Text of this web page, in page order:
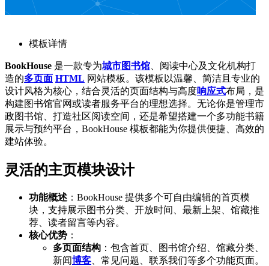
模板详情
BookHouse 是一款专为城市图书馆 、阅读中心及文化机构打
造的多页面 HTML 网站模板。该模板以温馨、简洁且专业的
设计风格为核心，结合灵活的页面结构与高度响应式布局，是
构建图书馆官网或读者服务平台的理想选择。无论你是管理市
政图书馆、打造社区阅读空间，还是希望搭建一个多功能书籍
展示与预约平台，BookHouse 模板都能为你提供便捷、高效的
建站体验。
灵活的主页模块设计
功能概述 ：BookHouse 提供多个可自由编辑的首页模
块，支持展示图书分类、开放时间、最新上架、馆藏推
荐、读者留言等内容。
核心优势 ：
多页面结构 ：包含首页、图书馆介绍、馆藏分类、
新闻博客 、常见问题、联系我们等多个功能页面。